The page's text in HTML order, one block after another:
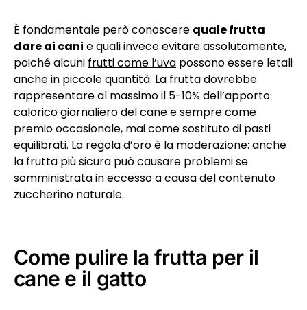
È fondamentale però conoscere quale frutta
dare ai cani e quali invece evitare assolutamente,
poiché alcuni frutti come l’uva possono essere letali
anche in piccole quantità. La frutta dovrebbe
rappresentare al massimo il 5-10% dell’apporto
calorico giornaliero del cane e sempre come
premio occasionale, mai come sostituto di pasti
equilibrati. La regola d’oro è la moderazione: anche
la frutta più sicura può causare problemi se
somministrata in eccesso a causa del contenuto
zuccherino naturale.
Come pulire la frutta per il
cane e il gatto